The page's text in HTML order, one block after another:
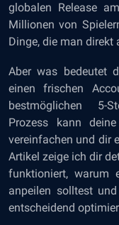
globalen Release
Millionen von
Dinge, die man
Aber was bedeutet
einen frischen
bestmöglichen 5-
Prozess kann
vereinfachen und dir
Artikel zeige ich dir
funktioniert, warum
anpeilen solltest
entscheidend